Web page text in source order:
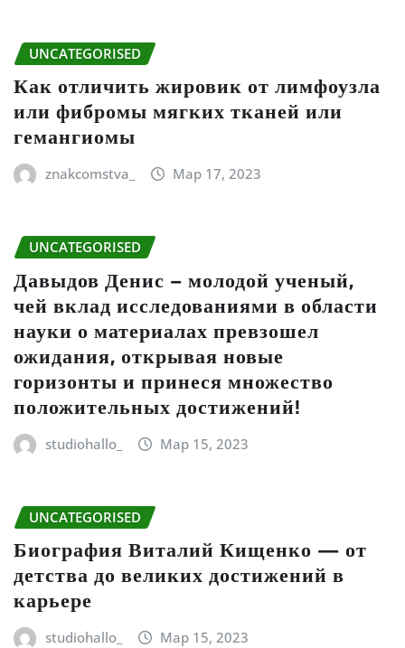
UNCATEGORISED
Как отличить жировик от лимфоузла
или фибромы мягких тканей или
гемангиомы
znakcomstva_ Мар 17, 2023
UNCATEGORISED
Давыдов Денис – молодой ученый,
чей вклад исследованиями в области
науки о материалах превзошел
ожидания, открывая новые
горизонты и принеся множество
положительных достижений!
studiohallo_ Мар 15, 2023
UNCATEGORISED
Биография Виталий Кищенко — от
детства до великих достижений в
карьере
studiohallo_ Мар 15, 2023